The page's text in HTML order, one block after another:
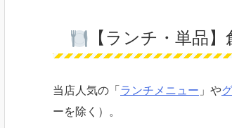
【ランチ・単品
当店人気の「ランチメニュー 」や
ーを除く）。